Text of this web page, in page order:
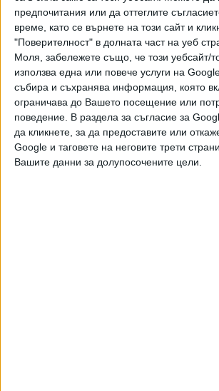
предпочитания или да оттеглите
време, като се върнете на този сайт и
"Поверителност" в долната част на уеб
Моля, забележете също, че този уебсайт/
използва една или повече услуги на
събира и съхранява информация, която
ограничава до Вашето посещение или
поведение. В раздела за съгласие за
да кликнете, за да предоставите или
Google и таговете на неговите трети
Вашите данни за долупосочените цели.
Хавайската Богородица заплака с
Видео